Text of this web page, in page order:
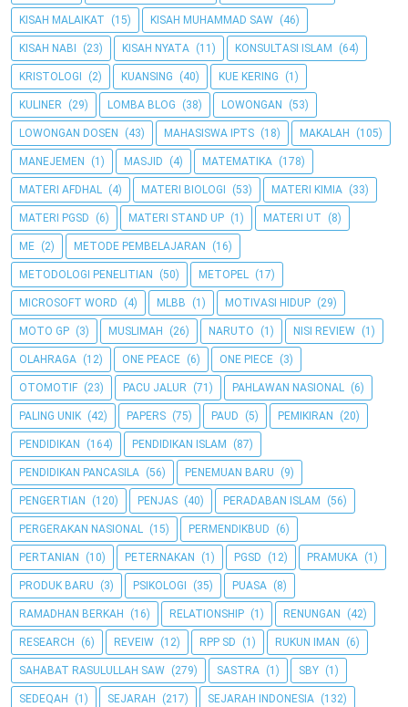
KISAH MALAIKAT (15) KISAH MUHAMMAD SAW (46)
KISAH NABI (23) KISAH NYATA (11) KONSULTASI ISLAM (64)
KRISTOLOGI (2) KUANSING (40) KUE KERING (1)
KULINER (29) LOMBA BLOG (38) LOWONGAN (53)
LOWONGAN DOSEN (43) MAHASISWA IPTS (18) MAKALAH (105)
MANEJEMEN (1) MASJID (4) MATEMATIKA (178)
MATERI AFDHAL (4) MATERI BIOLOGI (53) MATERI KIMIA (33)
MATERI PGSD (6) MATERI STAND UP (1) MATERI UT (8)
ME (2) METODE PEMBELAJARAN (16)
METODOLOGI PENELITIAN (50) METOPEL (17)
MICROSOFT WORD (4) MLBB (1) MOTIVASI HIDUP (29)
MOTO GP (3) MUSLIMAH (26) NARUTO (1) NISI REVIEW (1)
OLAHRAGA (12) ONE PEACE (6) ONE PIECE (3)
OTOMOTIF (23) PACU JALUR (71) PAHLAWAN NASIONAL (6)
PALING UNIK (42) PAPERS (75) PAUD (5) PEMIKIRAN (20)
PENDIDIKAN (164) PENDIDIKAN ISLAM (87)
PENDIDIKAN PANCASILA (56) PENEMUAN BARU (9)
PENGERTIAN (120) PENJAS (40) PERADABAN ISLAM (56)
PERGERAKAN NASIONAL (15) PERMENDIKBUD (6)
PERTANIAN (10) PETERNAKAN (1) PGSD (12) PRAMUKA (1)
PRODUK BARU (3) PSIKOLOGI (35) PUASA (8)
RAMADHAN BERKAH (16) RELATIONSHIP (1) RENUNGAN (42)
RESEARCH (6) REVEIW (12) RPP SD (1) RUKUN IMAN (6)
SAHABAT RASULULLAH SAW (279) SASTRA (1) SBY (1)
SEDEQAH (1) SEJARAH (217) SEJARAH INDONESIA (132)